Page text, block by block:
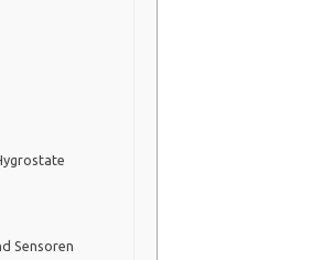
Sensoren